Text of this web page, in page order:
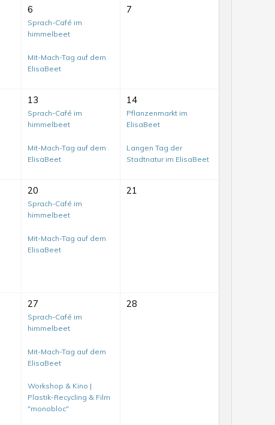
6
Sprach-Café im
himmelbeet
Mit-Mach-Tag auf dem
ElisaBeet
7
13
Sprach-Café im
himmelbeet
Mit-Mach-Tag auf dem
ElisaBeet
14
Pflanzenmarkt im
ElisaBeet
Langen Tag der
Stadtnatur im ElisaBeet
20
Sprach-Café im
himmelbeet
Mit-Mach-Tag auf dem
ElisaBeet
21
27
Sprach-Café im
himmelbeet
Mit-Mach-Tag auf dem
ElisaBeet
Workshop & Kino |
Plastik-Recycling & Film
"monobloc"
28
Mit-